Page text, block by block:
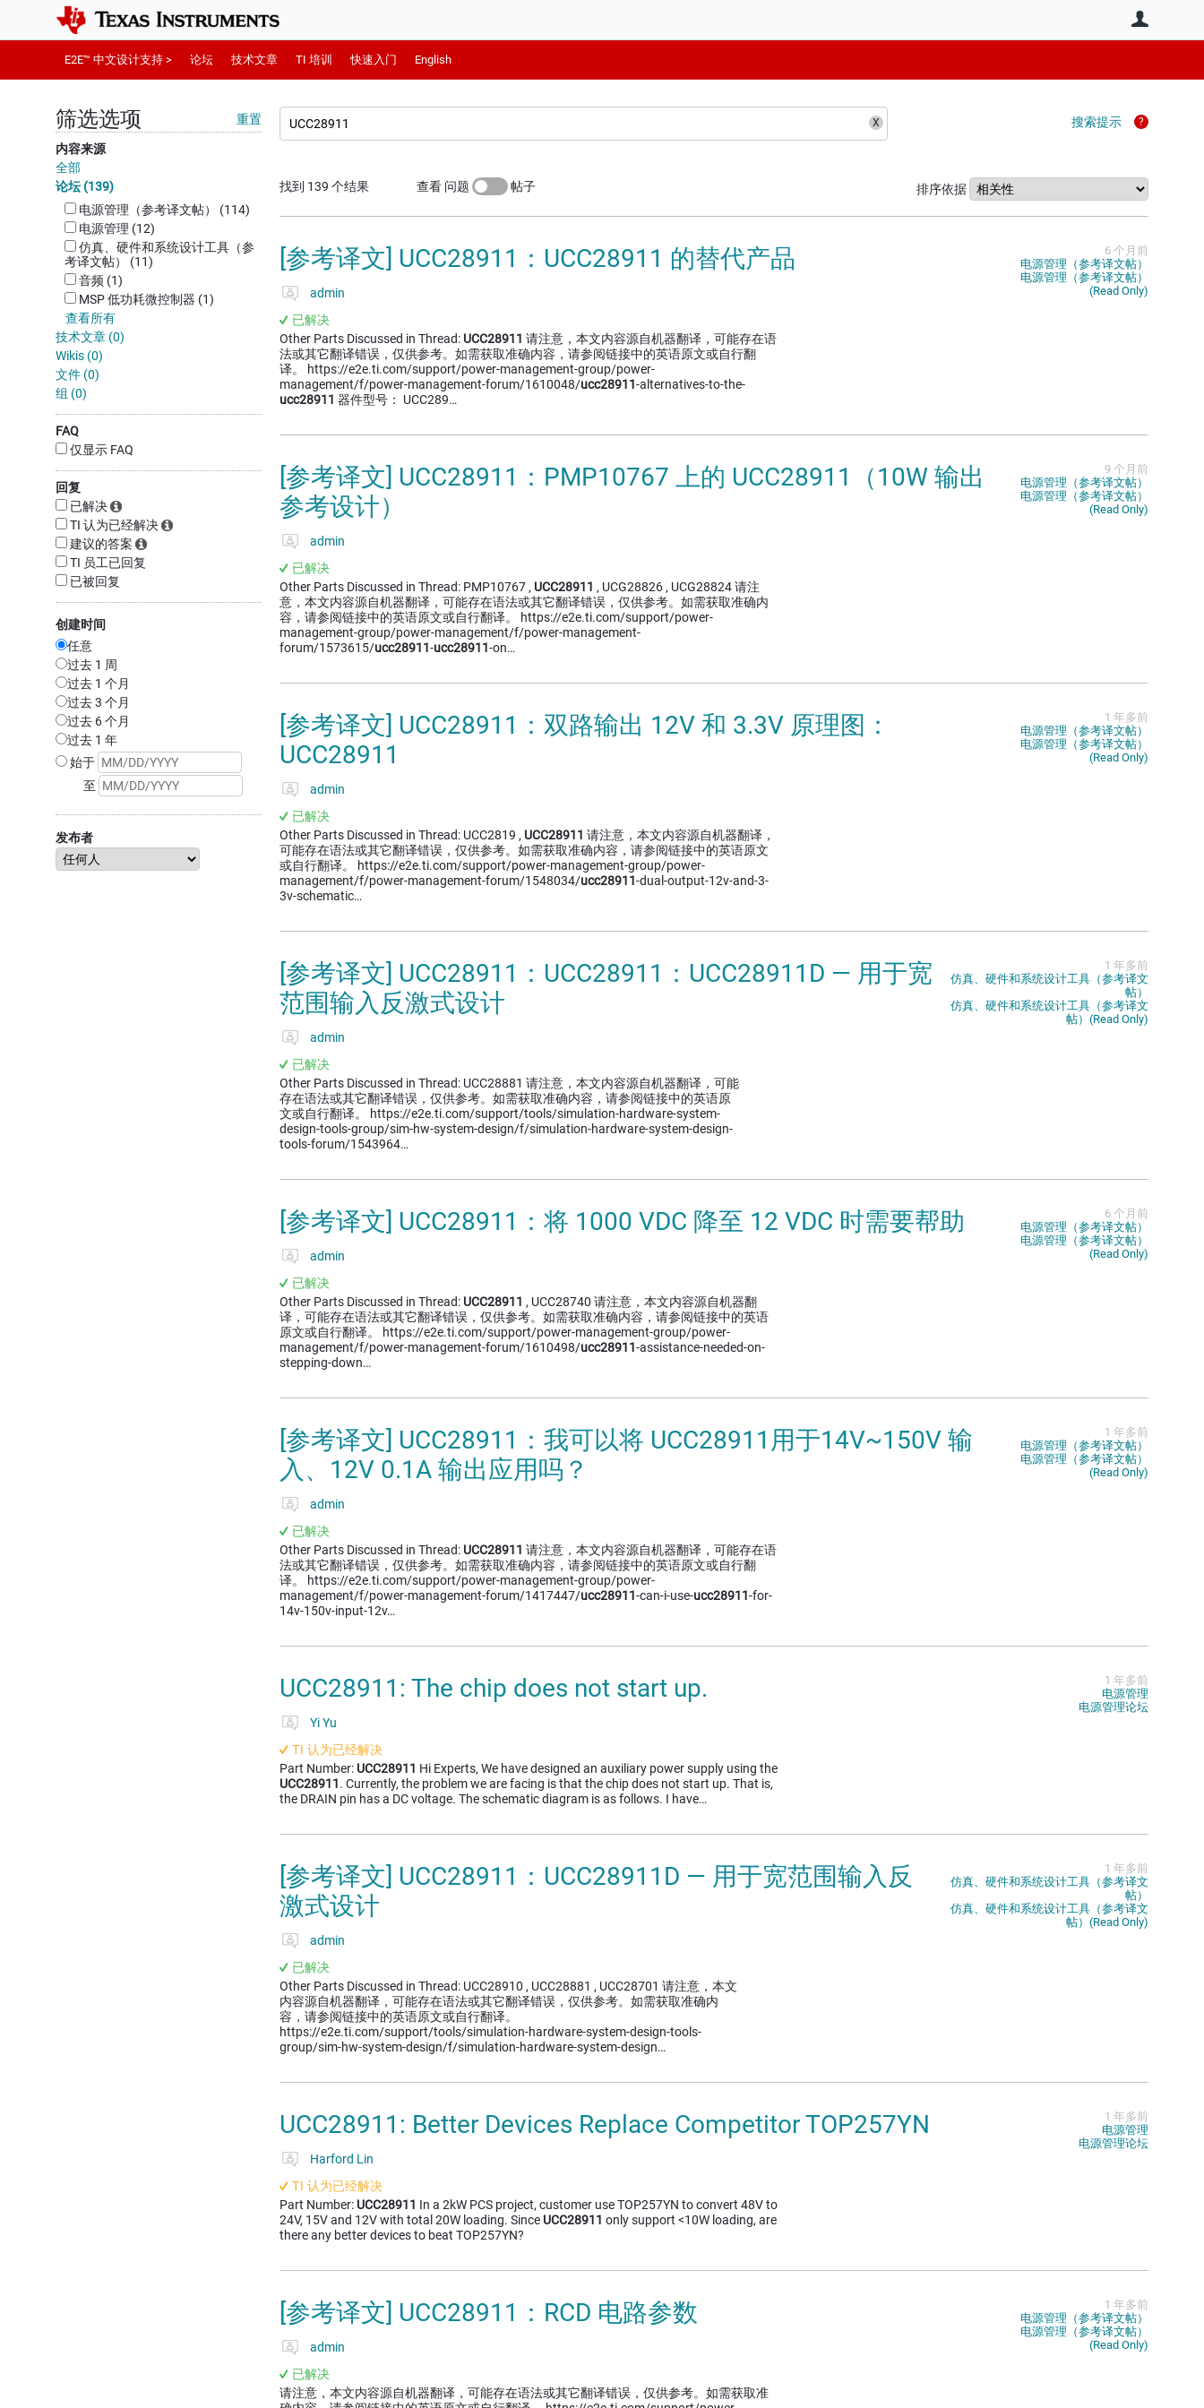
E2E™ 中文设计支持 > 论坛 技术文章 TI 培训 快速入门 English
筛选选项 重置
内容来源
全部
论坛 (139)
电源管理（参考译文帖） (114)
电源管理 (12)
仿真、硬件和系统设计工具（参
考译文帖） (11)
音频 (1)
MSP 低功耗微控制器 (1)
查看所有
技术文章 (0)
Wikis (0)
文件 (0)
组 (0)
FAQ
仅显示 FAQ
回复
已解决
TI 认为已经解决
建议的答案
TI 员工已回复
已被回复
创建时间
任意
过去 1 周
过去 1 个月
过去 3 个月
过去 6 个月
过去 1 年
始于
至
发布者
搜索提示
找到 139 个结果 查看 问题 帖子 排序依据
[参考译文] UCC28911：UCC28911 的替代产品
admin
已解决
Other Parts Discussed in Thread: UCC28911 请注意，本文内容源自机器翻译，可能存在语
法或其它翻译错误，仅供参考。如需获取准确内容，请参阅链接中的英语原文或自行翻
译。 https://e2e.ti.com/support/power-management-group/power-
management/f/power-management-forum/1610048/ucc28911-alternatives-to-the-
ucc28911 器件型号： UCC289…
6 个月前
电源管理（参考译文帖）
电源管理（参考译文帖）
(Read Only)
[参考译文] UCC28911：PMP10767 上的 UCC28911（10W 输出
参考设计）
admin
已解决
Other Parts Discussed in Thread: PMP10767 , UCC28911 , UCG28826 , UCG28824 请注
意，本文内容源自机器翻译，可能存在语法或其它翻译错误，仅供参考。如需获取准确内
容，请参阅链接中的英语原文或自行翻译。 https://e2e.ti.com/support/power-
management-group/power-management/f/power-management-
forum/1573615/ucc28911-ucc28911-on…
9 个月前
电源管理（参考译文帖）
电源管理（参考译文帖）
(Read Only)
[参考译文] UCC28911：双路输出 12V 和 3.3V 原理图：
UCC28911
admin
已解决
Other Parts Discussed in Thread: UCC2819 , UCC28911 请注意，本文内容源自机器翻译，
可能存在语法或其它翻译错误，仅供参考。如需获取准确内容，请参阅链接中的英语原文
或自行翻译。 https://e2e.ti.com/support/power-management-group/power-
management/f/power-management-forum/1548034/ucc28911-dual-output-12v-and-3-
3v-schematic…
1 年多前
电源管理（参考译文帖）
电源管理（参考译文帖）
(Read Only)
[参考译文] UCC28911：UCC28911：UCC28911D — 用于宽
范围输入反激式设计
admin
已解决
Other Parts Discussed in Thread: UCC28881 请注意，本文内容源自机器翻译，可能
存在语法或其它翻译错误，仅供参考。如需获取准确内容，请参阅链接中的英语原
文或自行翻译。 https://e2e.ti.com/support/tools/simulation-hardware-system-
design-tools-group/sim-hw-system-design/f/simulation-hardware-system-design-
tools-forum/1543964…
1 年多前
仿真、硬件和系统设计工具（参考译文
帖）
仿真、硬件和系统设计工具（参考译文
帖）(Read Only)
[参考译文] UCC28911：将 1000 VDC 降至 12 VDC 时需要帮助
admin
已解决
Other Parts Discussed in Thread: UCC28911 , UCC28740 请注意，本文内容源自机器翻
译，可能存在语法或其它翻译错误，仅供参考。如需获取准确内容，请参阅链接中的英语
原文或自行翻译。 https://e2e.ti.com/support/power-management-group/power-
management/f/power-management-forum/1610498/ucc28911-assistance-needed-on-
stepping-down…
6 个月前
电源管理（参考译文帖）
电源管理（参考译文帖）
(Read Only)
[参考译文] UCC28911：我可以将 UCC28911用于14V~150V 输
入、12V 0.1A 输出应用吗？
admin
已解决
Other Parts Discussed in Thread: UCC28911 请注意，本文内容源自机器翻译，可能存在语
法或其它翻译错误，仅供参考。如需获取准确内容，请参阅链接中的英语原文或自行翻
译。 https://e2e.ti.com/support/power-management-group/power-
management/f/power-management-forum/1417447/ucc28911-can-i-use-ucc28911-for-
14v-150v-input-12v…
1 年多前
电源管理（参考译文帖）
电源管理（参考译文帖）
(Read Only)
UCC28911: The chip does not start up.
Yi Yu
TI 认为已经解决
Part Number: UCC28911 Hi Experts, We have designed an auxiliary power supply using the
UCC28911. Currently, the problem we are facing is that the chip does not start up. That is,
the DRAIN pin has a DC voltage. The schematic diagram is as follows. I have…
1 年多前
电源管理
电源管理论坛
[参考译文] UCC28911：UCC28911D — 用于宽范围输入反
激式设计
admin
已解决
Other Parts Discussed in Thread: UCC28910 , UCC28881 , UCC28701 请注意，本文
内容源自机器翻译，可能存在语法或其它翻译错误，仅供参考。如需获取准确内
容，请参阅链接中的英语原文或自行翻译。
https://e2e.ti.com/support/tools/simulation-hardware-system-design-tools-
group/sim-hw-system-design/f/simulation-hardware-system-design…
1 年多前
仿真、硬件和系统设计工具（参考译文
帖）
仿真、硬件和系统设计工具（参考译文
帖）(Read Only)
UCC28911: Better Devices Replace Competitor TOP257YN
Harford Lin
TI 认为已经解决
Part Number: UCC28911 In a 2kW PCS project, customer use TOP257YN to convert 48V to
24V, 15V and 12V with total 20W loading. Since UCC28911 only support <10W loading, are
there any better devices to beat TOP257YN?
1 年多前
电源管理
电源管理论坛
[参考译文] UCC28911：RCD 电路参数
admin
已解决
请注意，本文内容源自机器翻译，可能存在语法或其它翻译错误，仅供参考。如需获取准
1 年多前
电源管理（参考译文帖）
电源管理（参考译文帖）
(Read Only)